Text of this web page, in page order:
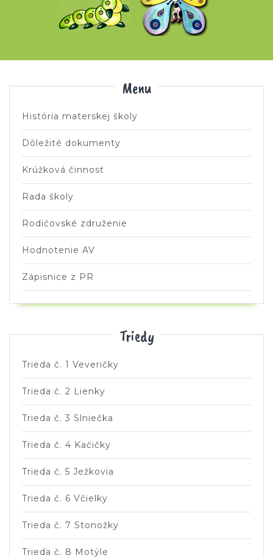
Menu
História materskej školy
Dôležité dokumenty
Krúžková činnosť
Rada školy
Rodičovské združenie
Hodnotenie AV
Zápisnice z PR
Triedy
Trieda č. 1 Veveričky
Trieda č. 2 Lienky
Trieda č. 3 Slniečka
Trieda č. 4 Kačičky
Trieda č. 5 Ježkovia
Trieda č. 6 Včielky
Trieda č. 7 Stonožky
Trieda č. 8 Motýle